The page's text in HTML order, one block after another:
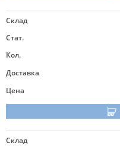
Склад
Стат.
Кол.
Доставка
Цена
Склад